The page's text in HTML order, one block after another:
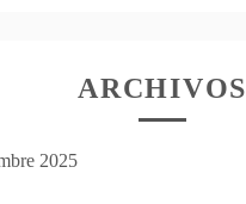
ARCHIVOS
2025